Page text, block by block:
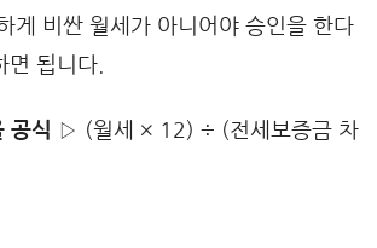
게 비싼 월세가 아니어야 승인을 한다
면 됩니다.
공식 ▷ (월세 × 12) ÷ (전세보증금 차